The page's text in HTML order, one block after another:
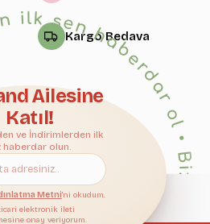
Kargo Bedava
• Bize Katıl • Yeniliklerden ilk sen haberdar ol • Bize Katıl • Yeniliklerden ilk sen haberdar ol • Bize Katıl • Yeniliklerden ilk sen haberdar ol • Bize Katıl • Yeniliklerden ilk sen haberdar ol • Bize Katıl • Yeniliklerden ilk sen haberdar ol • Bize Katıl • Yeniliklerden ilk sen haberdar ol • Bize Katıl • Yeniliklerden ilk sen haberdar ol •
Ailesine
Katıl!
ve İndirimlerden ilk
haberdar olun.
Metni'ni okudum.
ticari elektronik ileti
onay veriyorum.